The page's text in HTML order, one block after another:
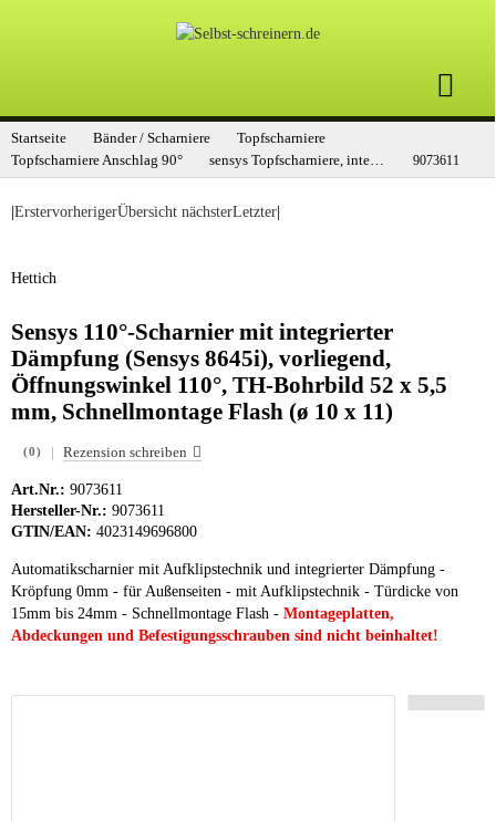
Startseite Bänder / Scharniere
Topfscharniere
Topfscharniere Anschlag 90°
sensys Topfscharniere, integrierte Dämpfung 9073611
|ErstervorherigerÜbersicht nächsterLetzter|
Hettich
Sensys 110°-Scharnier mit integrierter
Dämpfung (Sensys 8645i), vorliegend,
Öffnungswinkel 110°, TH-Bohrbild 52 x 5,5
mm, Schnellmontage Flash (ø 10 x 11)
(0) | Rezension schreiben
Art.Nr.: 9073611
Hersteller-Nr.: 9073611
GTIN/EAN: 4023149696800
Automatikscharnier mit Aufklipstechnik und integrierter Dämpfung -
Kröpfung 0mm - für Außenseiten - mit Aufklipstechnik - Türdicke von
15mm bis 24mm - Schnellmontage Flash - Montageplatten,
Abdeckungen und Befestigungsschrauben sind nicht beinhaltet!